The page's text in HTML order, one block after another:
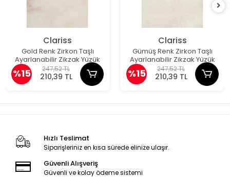
Clariss
Gold Renk Zirkon Taşlı
Ayarlanabilir Zikzak Yüzük
%15 247,52 TL
210,39 TL
Clariss
Gümüş Renk Zirkon Taşlı
Ayarlanabilir Zikzak Yüzük
%15 247,52 TL
210,39 TL
Hızlı Teslimat
Siparişleriniz en kısa sürede elinize ulaşır.
Güvenli Alışveriş
Güvenli ve kolay ödeme sistemi